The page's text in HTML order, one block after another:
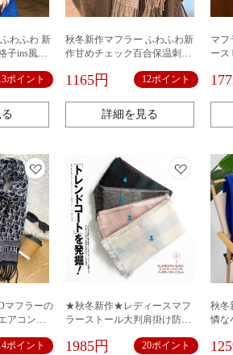
わふわ 新
子ins風厚
マフラー
ポイント
秋冬新作マフラー ふわふわ新
作甘めチェック百合保温刺繍
フラー女性冬の港風韓国系マ
1165円 12ポイント
詳細を見る
マ
ー
判
ー
レ
マフラーの
アコンの
のマフラ
ポイント
★秋冬新作★レディースマフ
ラーストール大判肩掛け防寒
1985円 20ポイント
秋冬
憐な
ウ